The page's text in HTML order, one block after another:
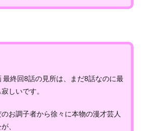
最終回8話の見所は、まだ8話なのに最
しいです。
お調子者から徐々に本物の漫才芸人
、